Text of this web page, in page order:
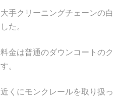
大手クリーニングチェーンの
した。
料金は普通のダウンコートの
す。
近くにモンクレールを取り扱